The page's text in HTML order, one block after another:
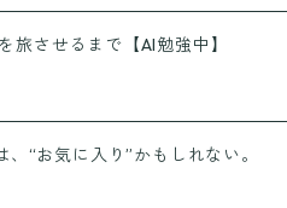
旅させるまで【AI勉強中】
“お気に入り”かもしれない。